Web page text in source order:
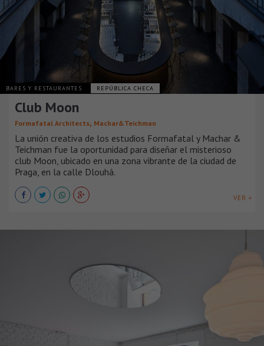
BARES Y RESTAURANTES REPÚBLICA CHECA
Club Moon
Formafatal Architects, Machar&Teichman
La unión creativa de los estudios Formafatal y Machar &
Teichman fue la oportunidad para diseñar el misterioso
club Moon, ubicado en una zona vibrante de la ciudad de
Praga, en la calle Dlouhá.
VER +